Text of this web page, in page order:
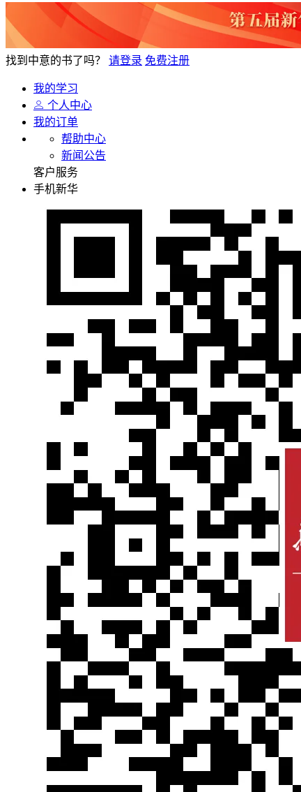
找到中意的书了吗？ 请登录 免费注册
我的学习
个人中心
我的订单
帮助中心
新闻公告
客户服务
手机新华